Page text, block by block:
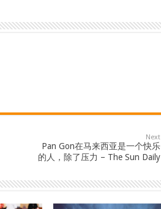
Next
Pan Gon在马来西亚是一个快乐
的人，除了压力 – The Sun Daily